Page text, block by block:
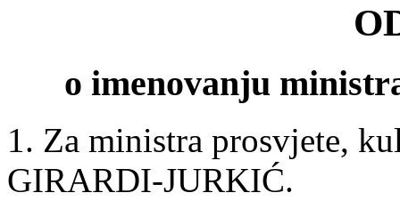
o imenovanju
1. Za ministra prosvjete,
GIRARDI-JURKIĆ.